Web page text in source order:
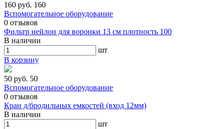
160 руб. 160
Вспомогательное оборудование
0 отзывов
Фильтр нейлон для воронки 13 см плотность 100
В наличии
шт
В корзину
50 руб. 50
Вспомогательное оборудование
0 отзывов
Кран д/бродильных емкостей (вход 12мм)
В наличии
шт